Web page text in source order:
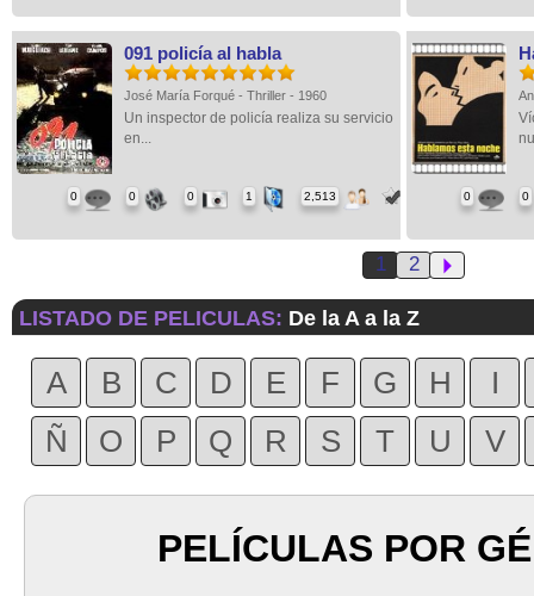
091 policía al habla
José María Forqué - Thriller - 1960
Un inspector de policía realiza su servicio
en...
0 0 0 1 2,513 0 0
1 2
LISTADO DE PELICULAS: De la A a la Z
A B C D E F G H
I
Ñ
O P Q R S T U V
PELÍCULAS POR